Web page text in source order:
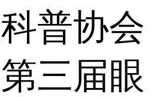
普协会
三届眼